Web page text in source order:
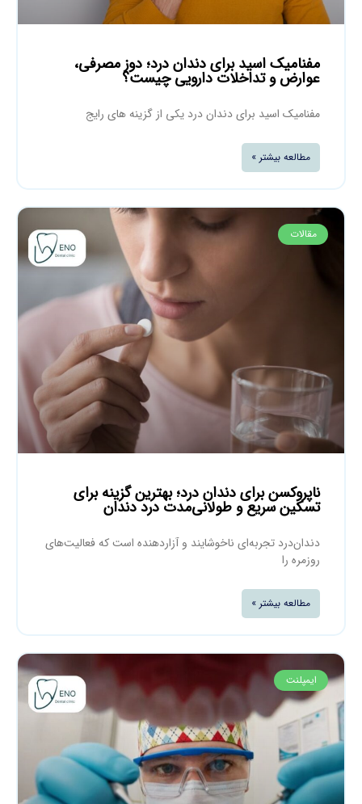
مفنامیک اسید برای دندان درد؛ دوز مصرفی،
عوارض و تداخلات دارویی چیست؟
مفنامیک اسید برای دندان درد یکی از گزینه های رایج
مطالعه بیشتر »
مقالات
ناپروکسن برای دندان درد؛ بهترین گزینه برای
تسکین سریع و طولانی‌مدت درد دندان
دندان‌درد تجربه‌ای ناخوشایند و آزاردهنده است که فعالیت‌های
روزمره را
مطالعه بیشتر »
ایمپلنت